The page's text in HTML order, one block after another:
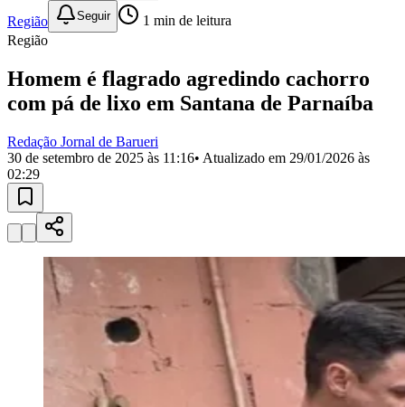
Bairros de Barueri
AldeiaAldeia da SerraAldeia de BarueriAlphavilleBairro
VistaCalifórniaCarapicuíba
RegiãoCotiaCruz PretaEngenho NovoFazenda
Militar
Califórnia
Esperança
JulioJardim Líbano
Mutinga Jardim Paraíso
Jardim Tupanci Nova Aldeinha
Parque dos
Camargos Parque Imperial Parque Santa Luzia Parque Viana
Pirapora
do Bom Jesus
Recanto PhrynéaSantana de
Tamboré Vila Barros Vila Boa Vista
Vila
Vila Engenho Novo Vila Márcia
Vila Nossa Sra. da
Votupoca
Para Sua Empresa
Anuncie no Portal
Região Seguir 1 min de leitura
Região
Homem é flagrado agredindo cachorro
com pá de lixo em Santana de Parnaíba
Redação Jornal de Barueri
30 de setembro de 2025 às 11:16• Atualizado em 29/01/2026 às
02:29